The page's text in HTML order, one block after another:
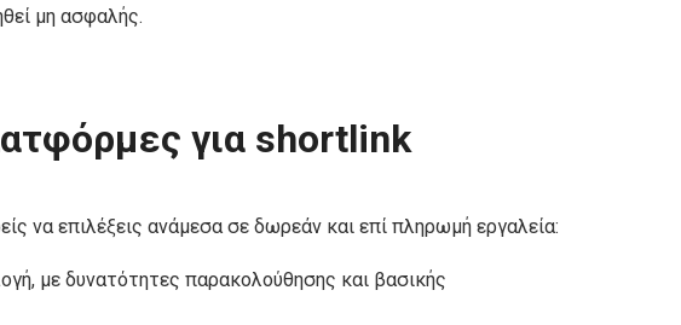
μη ασφαλής.
για shortlink
να επιλέξεις ανάμεσα σε δωρεάν και επί πληρωμή εργαλεία:
με δυνατότητες παρακολούθησης και βασικής